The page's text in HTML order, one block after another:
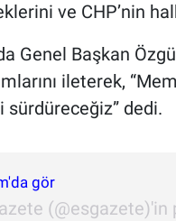
ve CHP’nin
Genel Başkan
ileterek,
dedi.
gör
(@esgazete)'in